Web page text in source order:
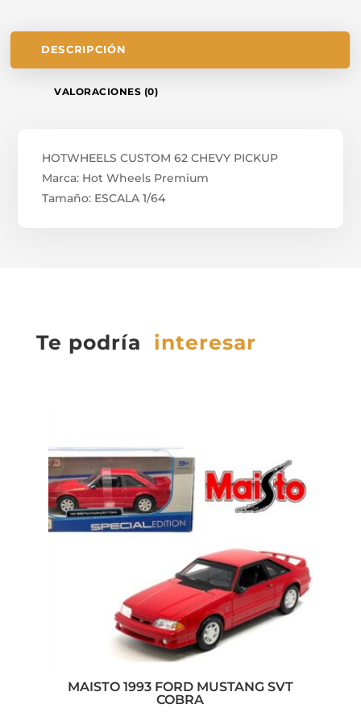
DESCRIPCIÓN
VALORACIONES (0)
HOTWHEELS CUSTOM 62 CHEVY PICKUP
Marca: Hot Wheels Premium
Tamaño: ESCALA 1/64
Te podría interesar
MAISTO 1993 FORD MUSTANG SVT
COBRA